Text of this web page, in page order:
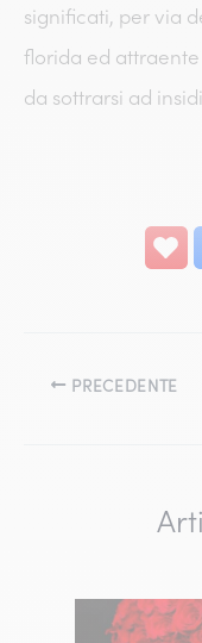
significati, per via
florida ed
da sottrarsi ad
PRECEDENTE